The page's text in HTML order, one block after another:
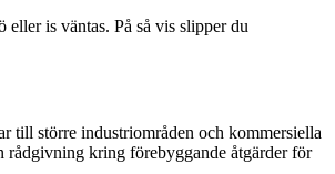
is väntas. På så vis slipper du
till större industriområden och kommersiella
rådgivning kring förebyggande åtgärder för